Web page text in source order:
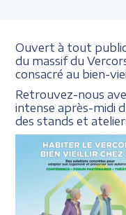
Ouvert à tout
du massif du
consacré au bien-
Retrouvez-nous
intense après-midi
des stands et